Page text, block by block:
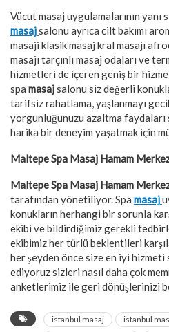
Vücut masaj uygulamalarının yanı
masajsalonu ayrıca cilt bakımı
masaji klasik masaj kral masajı
masajı tarçınlı masaj odaları ve
hizmetleri de içeren geniş bir
spa masajsalonu siz değerli
tarifsiz rahatlama, yaşlanmayı
yorgunluğunuzu azaltma
harika bir deneyim yaşatmak için
Maltepe Spa Masaj Hamam
Maltepe Spa Masaj Hamam
tarafından yönetiliyor. Spa masaj
konukların herhangi bir sorunla
ekibi ve bildirdiğimiz gerekli
ekibimiz her türlü beklentileri
her şeyden önce size en iyi hizmeti
ediyoruz sizleri nasıl daha çok
anketlerimiz ile geri dönüşlerinizi
istanbul masaj
istanbul